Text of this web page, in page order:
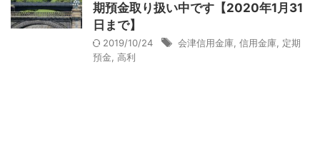
期預金取り扱い中です【2020年1月31
日まで】
2019/10/24 会津信用金庫 信用金庫 定期
預金 高利